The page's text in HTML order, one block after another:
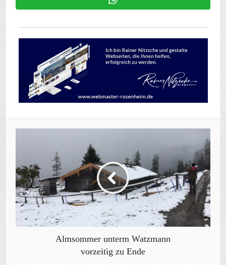
Almsommer unterm Watzmann
vorzeitig zu Ende